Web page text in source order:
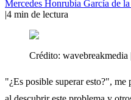
Mercedes Honrubia García de
|4 min de lectura
Crédito: wavebreakmedia
"¿Es posible superar esto?", me